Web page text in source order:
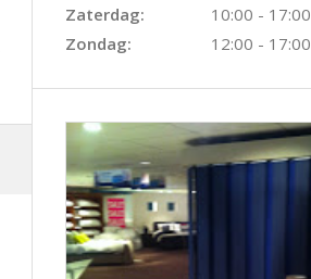
Zaterdag:
10:00 - 17:00
Zondag:
12:00 - 17:00